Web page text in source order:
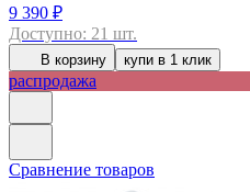
9 390 ₽
Доступно: 21 шт.
В корзину купи в 1 клик
распродажа
Сравнение товаров